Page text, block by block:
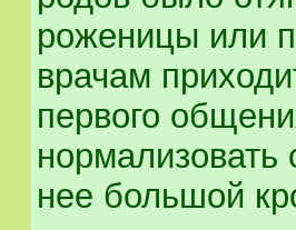
роженицы или
врачам
первого
нее большой